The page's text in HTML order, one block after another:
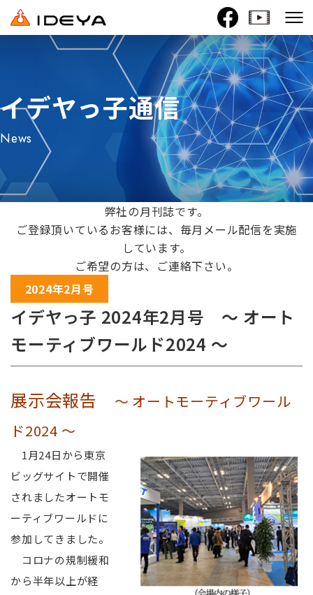
イデヤっ子通信
News
弊社の月刊誌です。
ご登録頂いているお客様には、毎月メール配信を実施
しています。
ご希望の方は、ご連絡下さい。
2024年2月号
イデヤっ子 2024年2月号 ～ オート
モーティブワールド2024 ～
展示会報告
～ オートモーティブワール
ド2024 ～
1月24日から東京
ビッグサイトで開催
されましたオートモ
ーティブワールドに
参加してきました。
コロナの規制緩和
から半年以上が経